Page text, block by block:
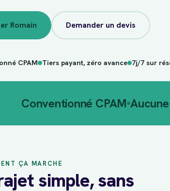
Romain Demander un devis
CPAM Tiers payant, zéro avance 7j/7 sur
Conventionné CPAM
ÇA MARCHE
simple, sans